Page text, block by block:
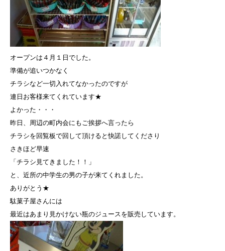
オープンは４月１日でした。
準備が追いつかなく
チラシなど一切入れてなかったのですが
連日お客様来てくれています★
よかった・・・
昨日、周辺の町内会にもご挨拶へ言ったら
チラシを回覧板で回して頂けると快諾してくださり
さきほど早速
「チラシ見てきました！！」
と、近所の中学生の男の子が来てくれました。
ありがとう★
駄菓子屋さんには
最近はあまり見かけない瓶のジュースを販売しています。